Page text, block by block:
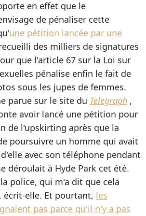
en effet que le
de pénaliser cette
une pétition lancée par une
des milliers de signatures
que l'article 67 sur la Loi sur
pénalise enfin le fait de
sous les jupes de femmes.
parue sur le site du Telegraph ,
avoir lancé une pétition pour
de l'upskirting après que la
poursuivre un homme qui avait
avec son téléphone pendant
déroulait à Hyde Park cet été.
police, qui m'a dit que cela
écrit-elle. Et pourtant, les
pas parce qu'il n'y a pas